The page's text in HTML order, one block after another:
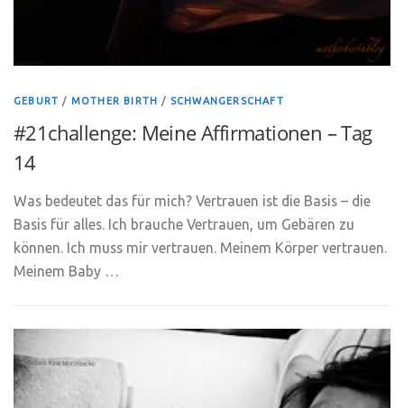
GEBURT / MOTHER BIRTH / SCHWANGERSCHAFT
#21challenge: Meine Affirmationen – Tag
14
Was bedeutet das für mich? Vertrauen ist die Basis – die
Basis für alles. Ich brauche Vertrauen, um Gebären zu
können. Ich muss mir vertrauen. Meinem Körper vertrauen.
Meinem Baby …